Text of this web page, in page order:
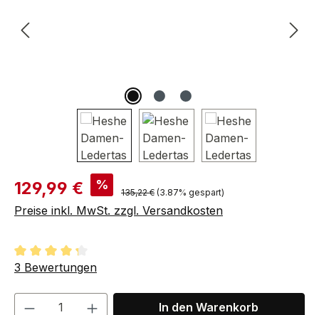
Verkaufspreis:
129,99 € % Regulärer Preis:
135,22 € (3.87% gespart)
Preise inkl. MwSt. zzgl. Versandkosten
Durchschnittliche Bewertung von 4.33 von 5 Sternen
3 Bewertungen
Produkt Anzahl: Gib denIn den Warenkorb